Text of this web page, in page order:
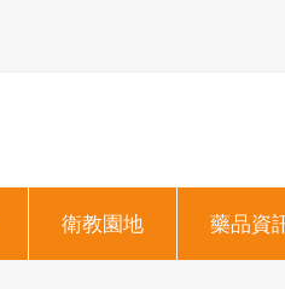
衛教園地 藥品資